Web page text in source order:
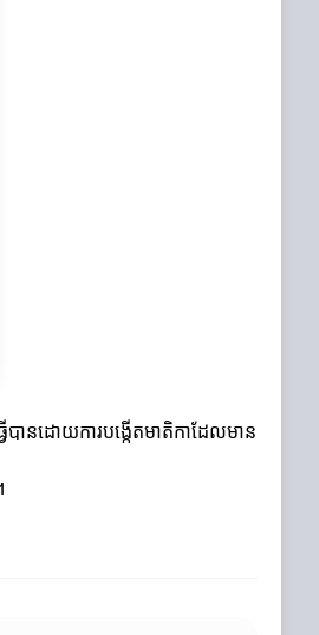
បានដោយការបង្កើតមាតិកាដែលមាន